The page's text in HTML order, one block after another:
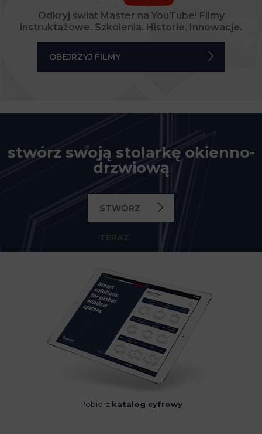
Odkryj świat Master na YouTube! Filmy
instruktażowe. Szkolenia. Historie. Innowacje.
OBEJRZYJ FILMY
stwórz swoją stolarkę okienno-
drzwiową
STWÓRZ
TERAZ
Pobierz katalog cyfrowy